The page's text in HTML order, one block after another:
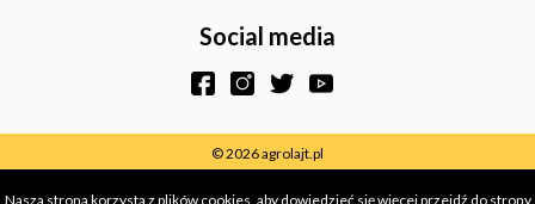
Social media
© 2026 agrolajt.pl
Nasza strona korzysta z plików cookies, aby dowiedzieć się więcej przejdź do strony